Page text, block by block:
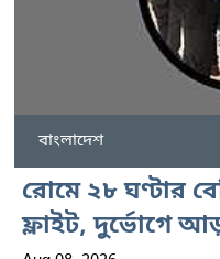
বাংলাদেশ
রোমে ২৮ ঘণ্টার
ফ্লাইট, দুর্ভোগে